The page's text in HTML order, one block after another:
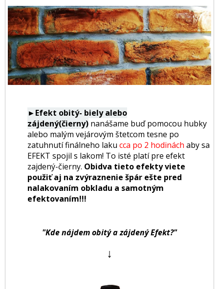
►Efekt obitý- biely alebo
zájdený(čierny) nanášame buď pomocou hubky
alebo malým vejárovým štetcom tesne po
zatuhnutí finálneho laku cca po 2 hodinách aby sa
EFEKT spojil s lakom! To isté platí pre efekt
zajdený-čierny. Obidva tieto efekty viete
použiť aj na zvýraznenie špár ešte pred
nalakovaním obkladu a samotným
efektovaním!!!
"Kde nájdem obitý a zájdený Efekt?"
↓